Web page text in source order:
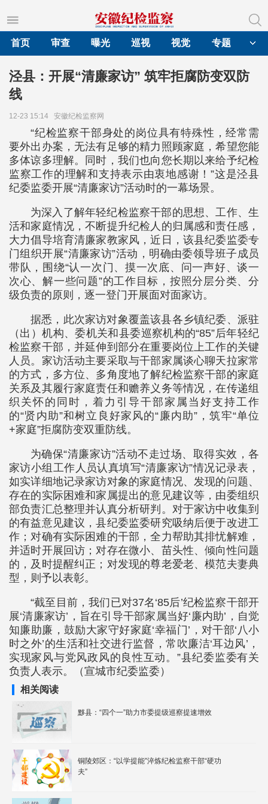
首页
审查 曝光 巡视 视觉 专题
泾县：开展“清廉家访” 筑牢拒腐防变双防
线
12-23 15:14 安徽纪检监察网
“纪检监察干部身处的岗位具有特殊性，经常需
要外出办案，无法有足够的精力照顾家庭，希望您能
多体谅多理解。同时，我们也向您长期以来给予纪检
监察工作的理解和支持表示由衷地感谢！”这是泾县
纪委监委开展“清廉家访”活动时的一幕场景。
为深入了解年轻纪检监察干部的思想、工作、生
活和家庭情况，不断提升纪检人的归属感和责任感，
大力倡导培育清廉家教家风，近日，该县纪委监委专
门组织开展“清廉家访”活动，明确由委领导班子成员
带队，围绕“认一次门、摸一次底、问一声好、谈一
次心、解一些问题”的工作目标，按照分层分类、分
级负责的原则，逐一登门开展面对面家访。
据悉，此次家访对象覆盖该县各乡镇纪委、派驻
（出）机构、委机关和县委巡察机构的“85”后年轻纪
检监察干部，并延伸到部分在重要岗位上工作的关键
人员。家访活动主要采取与干部家属谈心聊天拉家常
的方式，多方位、多角度地了解纪检监察干部的家庭
关系及其履行家庭责任和赡养义务等情况，在传递组
织关怀的同时，着力引导干部家属当好支持工作
的“贤内助”和树立良好家风的“廉内助”，筑牢“单位
+家庭”拒腐防变双重防线。
为确保“清廉家访”活动不走过场、取得实效，各
家访小组工作人员认真填写“清廉家访”情况记录表，
如实详细地记录家访对象的家庭情况、发现的问题、
存在的实际困难和家属提出的意见建议等，由委组织
部负责汇总整理并认真分析研判。对于家访中收集到
的有益意见建议，县纪委监委研究吸纳后便于改进工
作；对确有实际困难的干部，全力帮助其排忧解难，
并适时开展回访；对存在微小、苗头性、倾向性问题
的，及时提醒纠正；对发现的尊老爱老、模范夫妻典
型，则予以表彰。
“截至目前，我们已对37名‘85后’纪检监察干部开
展‘清廉家访’，旨在引导干部家属当好‘廉内助’，自觉
知廉助廉，鼓励大家守好家庭‘幸福门’，对干部‘八小
时之外’的生活和社交进行监督，常吹廉洁‘耳边风’，
实现家风与党风政风的良性互动。”县纪委监委有关
负责人表示。（宣城市纪委监委）
相关阅读
黟县：“四个一”助力市委提级巡察提速增效
铜陵郊区：“以学提能”淬炼纪检监察干部“硬功
夫”